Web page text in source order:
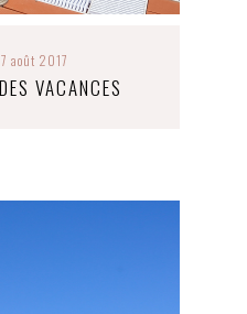
août 2017
VACANCES